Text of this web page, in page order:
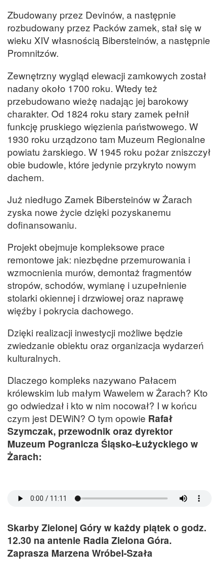
Zbudowany przez Devinów, a następnie
rozbudowany przez Packów zamek, stał się w
wieku XIV własnością Bibersteinów, a następnie
Promnitzów.
Zewnętrzny wygląd elewacji zamkowych został
nadany około 1700 roku. Wtedy też
przebudowano wieżę nadając jej barokowy
charakter. Od 1824 roku stary zamek pełnił
funkcję pruskiego więzienia państwowego. W
1930 roku urządzono tam Muzeum Regionalne
powiatu żarskiego. W 1945 roku pożar zniszczył
obie budowle, które jedynie przykryto nowym
dachem.
Już niedługo Zamek Bibersteinów w Żarach
zyska nowe życie dzięki pozyskanemu
dofinansowaniu.
Projekt obejmuje kompleksowe prace
remontowe jak: niezbędne przemurowania i
wzmocnienia murów, demontaż fragmentów
stropów, schodów, wymianę i uzupełnienie
stolarki okiennej i drzwiowej oraz naprawę
więźby i pokrycia dachowego.
Dzięki realizacji inwestycji możliwe będzie
zwiedzanie obiektu oraz organizacja wydarzeń
kulturalnych.
Dlaczego kompleks nazywano Pałacem
królewskim lub małym Wawelem w Żarach? Kto
go odwiedzał i kto w nim nocował? I w końcu
czym jest DEWiN? O tym opowie Rafał
Szymczak, przewodnik oraz dyrektor
Muzeum Pogranicza Śląsko-Łużyckiego w
Żarach:
Skarby Zielonej Góry w każdy piątek o godz.
12.30 na antenie Radia Zielona Góra.
Zaprasza Marzena Wróbel-Szała